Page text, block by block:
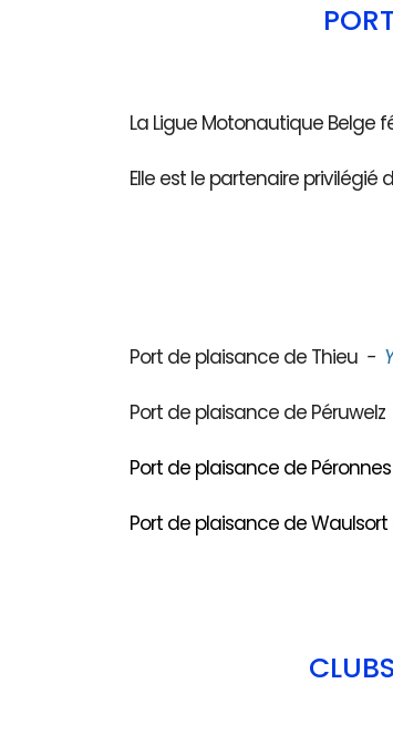
La Ligue Motonautique Belge
Elle est le partenaire privilégié
Port de plaisance de Thieu -
Port de plaisance de
Port de plaisance de
Port de plaisance de